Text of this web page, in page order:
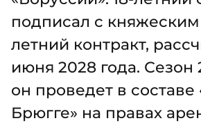
подписал с
летний контракт,
июня 2028 года. Сезон
он проведет в составе
Брюгге» на правах